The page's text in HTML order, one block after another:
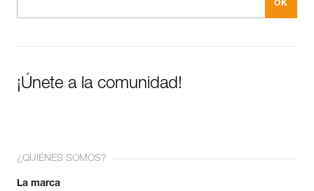
¡Únete a la comunidad!
¿QUIÉNES SOMOS?
La marca